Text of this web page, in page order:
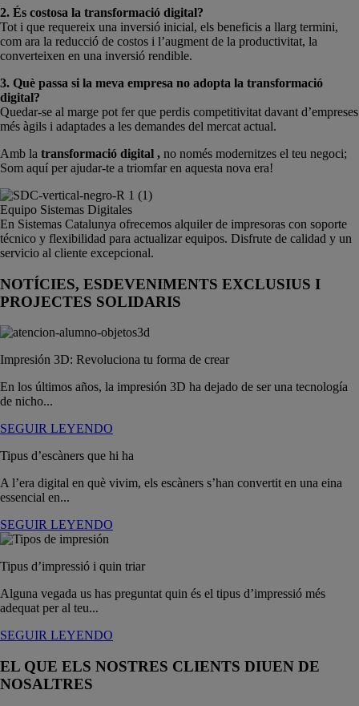
2. És costosa la transformació digital?
Tot i que requereix una inversió inicial, els beneficis a llarg termini,
com ara la reducció de costos i l’augment de la productivitat, la
converteixen en una inversió rendible.
3. Què passa si la meva empresa no adopta la transformació
digital?
Quedar-se al marge pot fer que perdis competitivitat davant d’empreses
més àgils i adaptades a les demandes del mercat actual.
Amb la transformació digital , no només modernitzes el teu negoci;
Som aquí per ajudar-te a triomfar en aquesta nova era!
Equipo Sistemas Digitales
En Sistemas Catalunya ofrecemos alquiler de impresoras con soporte
técnico y flexibilidad para actualizar equipos. Disfrute de calidad y un
servicio al cliente excepcional.
NOTÍCIES, ESDEVENIMENTS EXCLUSIUS I
PROJECTES SOLIDARIS
Impresión 3D: Revoluciona tu forma de crear
En los últimos años, la impresión 3D ha dejado de ser una tecnología
de nicho...
SEGUIR LEYENDO
Tipus d’escàners que hi ha
A l’era digital en què vivim, els escàners s’han convertit en una eina
essencial en...
SEGUIR LEYENDO
Tipus d’impressió i quin triar
Alguna vegada us has preguntat quin és el tipus d’impressió més
adequat per al teu...
SEGUIR LEYENDO
EL QUE ELS NOSTRES CLIENTS DIUEN DE
NOSALTRES